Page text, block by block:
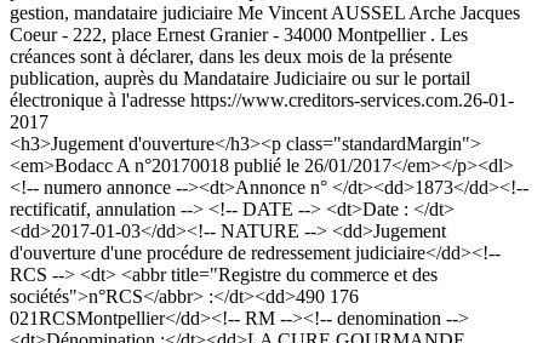
gestion, mandataire judiciaire Me Vincent AUSSEL Arche Jacques
Coeur - 222, place Ernest Granier - 34000 Montpellier . Les
créances sont à déclarer, dans les deux mois de la présente
publication, auprès du Mandataire Judiciaire ou sur le portail
électronique à l'adresse https://www.creditors-services.com.26-01-
2017
<h3>Jugement d'ouverture</h3><p class="standardMargin">
<em>Bodacc A n°20170018 publié le 26/01/2017</em></p><dl>
<!-- numero annonce --><dt>Annonce n° </dt><dd>1873</dd><!--
rectificatif, annulation --> <!-- DATE --> <dt>Date : </dt>
<dd>2017-01-03</dd><!-- NATURE --> <dd>Jugement
d'ouverture d'une procédure de redressement judiciaire</dd><!--
RCS --> <dt> <abbr title="Registre du commerce et des
sociétés">n°RCS</abbr> :</dt><dd>490 176
021RCSMontpellier</dd><!-- RM --><!-- denomination -->